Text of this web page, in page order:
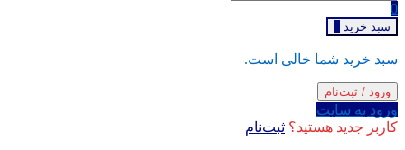
0
سبد خرید
سبد خرید شما خالی است.
ورود / ثبت‌نام
ورود به سایت
کاربر جدید هستید؟ ثبت‌نام